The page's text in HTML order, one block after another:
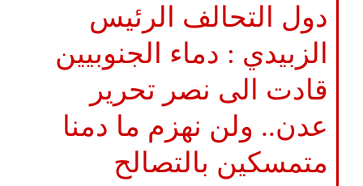
دول التحالف الرئيس
الزبيدي : دماء الجنوبيين
قادت الى نصر تحرير
عدن.. ولن نهزم ما دمنا
متمسكين بالتصالح